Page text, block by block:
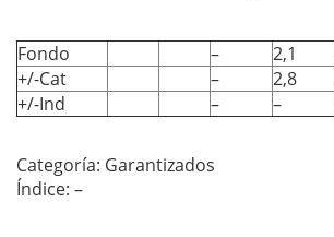
Fondo – 2,1
+/-Cat
– 2,8
+/-Ind
– –
Categoría: Garantizados
Índice: –